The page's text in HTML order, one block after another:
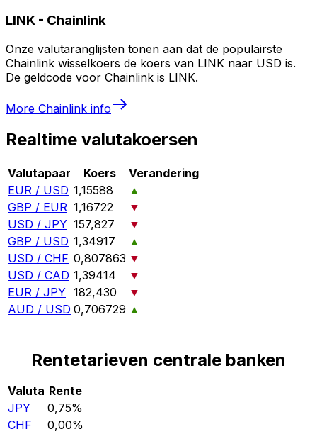
LINK - Chainlink
Onze valutaranglijsten tonen aan dat de populairste
Chainlink wisselkoers de koers van LINK naar USD is.
De geldcode voor Chainlink is LINK.
More Chainlink info
Realtime valutakoersen
Valutapaar Koers
Verandering
EUR / USD 1,15588
▲
GBP / EUR 1,16722
▼
USD / JPY 157,827
▼
GBP / USD 1,34917
▲
USD / CHF 0,807863 ▼
USD / CAD 1,39414
▼
EUR / JPY 182,430
▼
AUD / USD 0,706729 ▲
Rentetarieven centrale banken
Valuta Rente
JPY
0,75%
CHF
0,00%